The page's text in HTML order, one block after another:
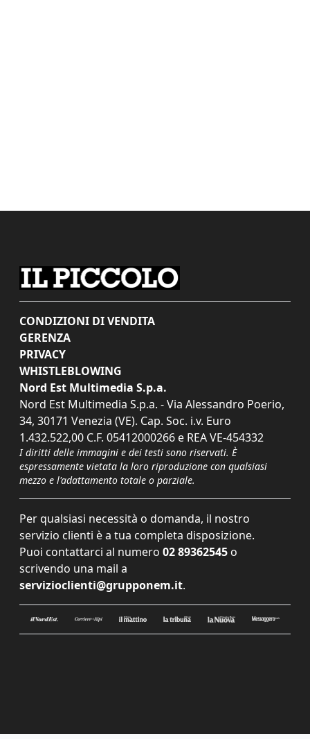
CONDIZIONI DI VENDITA
GERENZA
PRIVACY
WHISTLEBLOWING
Nord Est Multimedia S.p.a.
Nord Est Multimedia S.p.a. - Via Alessandro Poerio,
34, 30171 Venezia (VE). Cap. Soc. i.v. Euro
1.432.522,00 C.F. 05412000266 e REA VE-454332
I diritti delle immagini e dei testi sono riservati. È
espressamente vietata la loro riproduzione con qualsiasi
mezzo e l'adattamento totale o parziale.
Per qualsiasi necessità o domanda, il nostro
servizio clienti è a tua completa disposizione.
Puoi contattarci al numero 02 89362545 o
scrivendo una mail a
servizioclienti@grupponem.it.